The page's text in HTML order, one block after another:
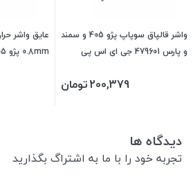
واشر قالپاق سوپاپ پژو 405 و سمند
و پارس 479601 جی ای اس پی
200,379تومان
عایق واشر
دیدگاه ها
تجربه خود را با ما به اشتراگ بگذارید